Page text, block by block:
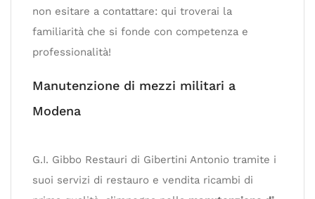
non esitare a contattare: qui troverai la
familiarità che si fonde con competenza e
professionalità!
Manutenzione di mezzi militari a
Modena
G.I. Gibbo Restauri di Gibertini Antonio tramite i
suoi servizi di restauro e vendita ricambi di